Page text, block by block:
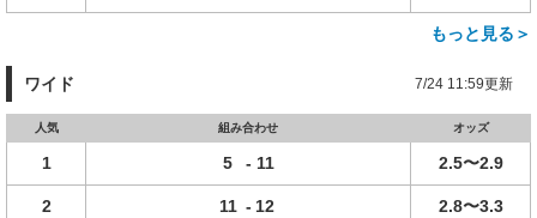
もっと見る＞
ワイド 7/24 11:59更新
人気 組み合わせ オッズ
1 5 - 11 2.5〜2.9
2 11 - 12 2.8〜3.3